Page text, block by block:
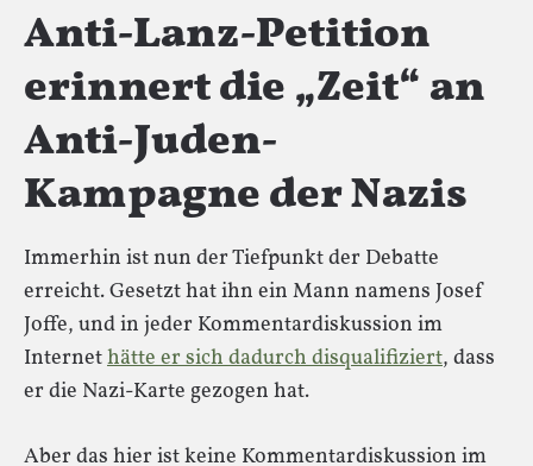
Anti-Lanz-Petition
erinnert die „Zeit“ an
Anti-Juden-
Kampagne der Nazis
Immerhin ist nun der Tiefpunkt der Debatte
erreicht. Gesetzt hat ihn ein Mann namens Josef
Joffe, und in jeder Kommentardiskussion im
Internethätte er sich dadurch disqualifiziert, dass
er die Nazi-Karte gezogen hat.
Aber das hier ist keine Kommentardiskussion im